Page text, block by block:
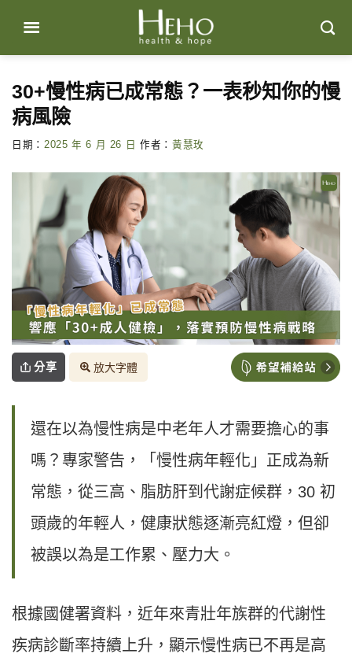
content
30+慢性病已成常態？一表秒知你的慢
病風險
日期： 2025 年 6 月 26 日 作者： 黃慧玫
分享 放大字體
還在以為慢性病是中老年人才需要擔心的事
嗎？專家警告，「慢性病年輕化」正成為新
常態，從三高、脂肪肝到代謝症候群，30 初
頭歲的年輕人，健康狀態逐漸亮紅燈，但卻
被誤以為是工作累、壓力大。
根據國健署資料，近年來青壯年族群的代謝性
疾病診斷率持續上升，顯示慢性病已不再是高